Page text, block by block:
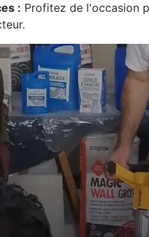
: Profitez de l'occasion